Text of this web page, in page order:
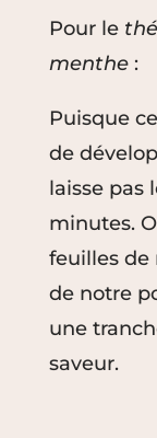
Pour lethé
menthe :
Puisque
de
laisse pas
minutes.
feuilles de
de notre
une
saveur.